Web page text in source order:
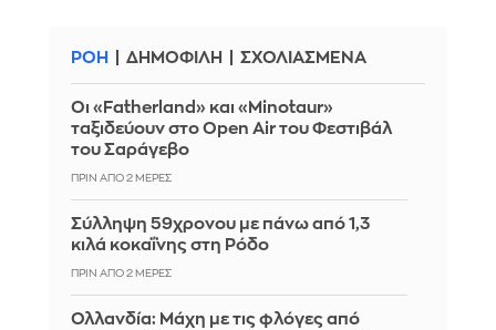
ΡΟΗ ΔΗΜΟΦΙΛΗ ΣΧΟΛΙΑΣΜΕΝΑ
Οι «Fatherland» και «Minotaur»
ταξιδεύουν στο Open Air του Φεστιβάλ
του Σαράγεβο
ΠΡΙΝ ΑΠΌ 2 ΜΈΡΕΣ
Σύλληψη 59χρονου με πάνω από 1,3
κιλά κοκαΐνης στη Ρόδο
ΠΡΙΝ ΑΠΌ 2 ΜΈΡΕΣ
Ολλανδία: Μάχη με τις φλόγες από